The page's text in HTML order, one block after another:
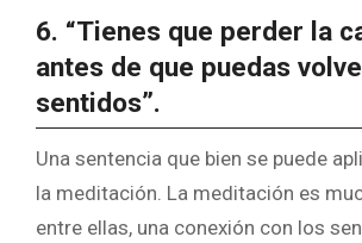
6. “Tienes que perder la
antes de que puedas
sentidos”.
Una sentencia que bien se puede
la meditación. La meditación es
entre ellas, una conexión con los